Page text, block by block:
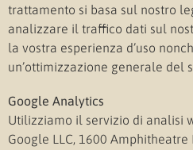
trattamento si basa sul nostro
analizzare il traffico dati sul
la vostra esperienza d’uso
un’ottimizzazione generale del
Google Analytics
Utilizziamo il servizio di analisi
Google LLC, 1600 Amphitheatre